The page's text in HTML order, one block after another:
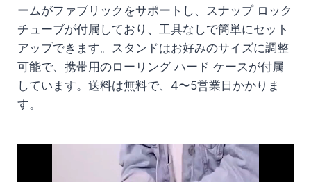
ームがファブリックをサポートし、スナップ ロック
チューブが付属しており、工具なしで簡単にセット
アップできます。スタンドはお好みのサイズに調整
可能で、携帯用のローリング ハード ケースが付属
しています。送料は無料で、4〜5営業日かかりま
す。